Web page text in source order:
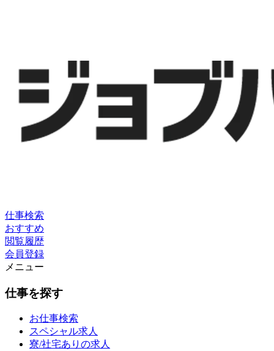
仕事検索
おすすめ
閲覧履歴
会員登録
メニュー
仕事を探す
お仕事検索
スペシャル求人
寮/社宅ありの求人